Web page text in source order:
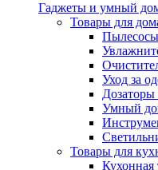
Гаджеты и умный
Товары для
Уход за
Умный
Товары для
Кухонная